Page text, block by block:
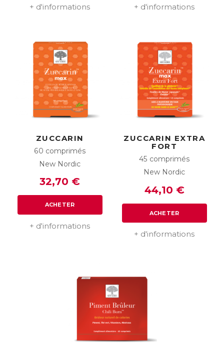
+ d'informations + d'informations
ZUCCARIN
60 comprimés
New Nordic
32,70 €
ACHETER
+ d'informations
ZUCCARIN EXTRA
FORT
45 comprimés
New Nordic
44,10 €
ACHETER
+ d'informations